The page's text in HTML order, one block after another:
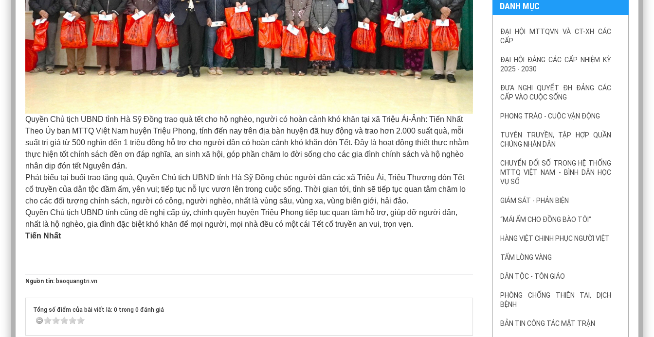
Quyền Chủ tịch UBND tỉnh Hà Sỹ Đồng trao quà tết cho hộ nghèo, người có hoàn cảnh khó khăn tại xã Triệu Ái-Ảnh: Tiến Nhất
Theo Ủy ban MTTQ Việt Nam huyện Triệu Phong, tính đến nay trên địa bàn huyện đã huy động và trao hơn 2.000 suất quà, mỗi
suất trị giá từ 500 nghìn đến 1 triệu đồng hỗ trợ cho người dân có hoàn cảnh khó khăn đón Tết. Đây là hoạt động thiết thực nhằm
thực hiện tốt chính sách đền ơn đáp nghĩa, an sinh xã hội, góp phần chăm lo đời sống cho các gia đình chính sách và hộ nghèo
nhân dịp đón tết Nguyên đán.
Phát biểu tại buổi trao tặng quà, Quyền Chủ tịch UBND tỉnh Hà Sỹ Đồng chúc người dân các xã Triệu Ái, Triệu Thượng đón Tết
cổ truyền của dân tộc đầm ấm, yên vui; tiếp tục nỗ lực vươn lên trong cuộc sống. Thời gian tới, tỉnh sẽ tiếp tục quan tâm chăm lo
cho các đối tượng chính sách, người có công, người nghèo, nhất là vùng sâu, vùng xa, vùng biên giới, hải đảo.
Quyền Chủ tịch UBND tỉnh cũng đề nghị cấp ủy, chính quyền huyện Triệu Phong tiếp tục quan tâm hỗ trợ, giúp đỡ người dân,
nhất là hộ nghèo, gia đình đặc biệt khó khăn để mọi người, mọi nhà đều có một cái Tết cổ truyền an vui, trọn vẹn.
Tiến Nhất
Nguồn tin: baoquangtri.vn
Tổng số điểm của bài viết là: 0 trong 0 đánh giá
DANH MỤC
ĐẠI HỘI MTTQVN VÀ CT-XH CÁC
CẤP
ĐẠI HỘI ĐẢNG CÁC CẤP NHIỆM KỲ
2025 - 2030
ĐƯA NGHỊ QUYẾT ĐH ĐẢNG CÁC
CẤP VÀO CUỘC SỐNG
PHONG TRÀO - CUỘC VẬN ĐỘNG
TUYÊN TRUYỀN, TẬP HỢP QUẦN
CHÚNG NHÂN DÂN
CHUYỂN ĐỔI SỐ TRONG HỆ THỐNG
MTTQ VIỆT NAM - BÌNH DÂN HỌC
VỤ SỐ
GIÁM SÁT - PHẢN BIỆN
“MÁI ẤM CHO ĐỒNG BÀO TÔI”
HÀNG VIỆT CHINH PHỤC NGƯỜI VIỆT
TẤM LÒNG VÀNG
DÂN TỘC - TÔN GIÁO
PHÒNG CHỐNG THIÊN TAI, DỊCH
BỆNH
BẢN TIN CÔNG TÁC MẶT TRẬN